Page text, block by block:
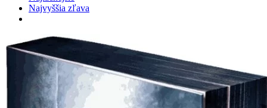
Najvyššia zľava